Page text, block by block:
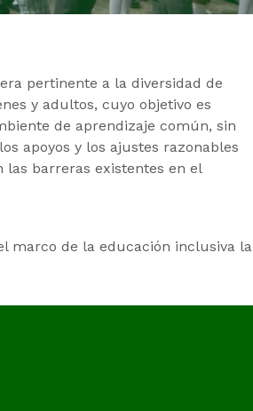
pertinente a la diversidad de
y adultos, cuyo objetivo es
de aprendizaje común, sin
apoyos y los ajustes razonables
barreras existentes en el
marco de la educación inclusiva la